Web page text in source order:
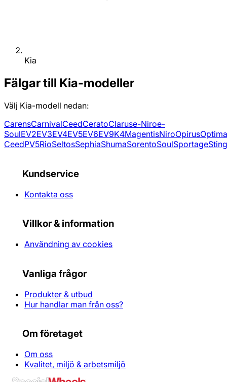
Kia
Fälgar till Kia-modeller
Välj Kia-modell nedan:
CarensCarnivalCeedCeratoClaruse-Niroe-
SoulEV2EV3EV4EV5EV6EV9K4MagentisNiroOpirusOptima
CeedPV5RioSeltosSephiaShumaSorentoSoulSportage
Kundservice
Kontakta oss
Villkor & information
Användning av cookies
Vanliga frågor
Produkter & utbud
Hur handlar man från oss?
Om företaget
Om oss
Kvalitet, miljö & arbetsmiljö